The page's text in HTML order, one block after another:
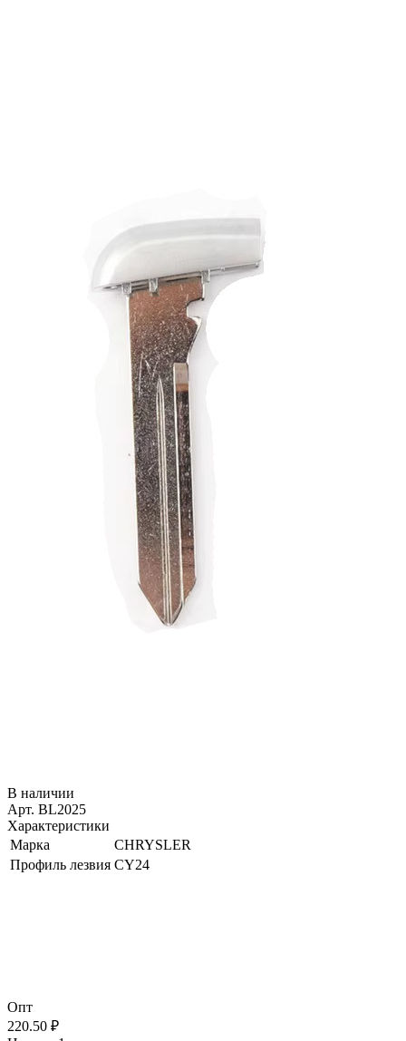
В наличии
Арт. BL2025
Характеристики
Марка
CHRYSLER
Профиль лезвия CY24
Опт
220.50 ₽